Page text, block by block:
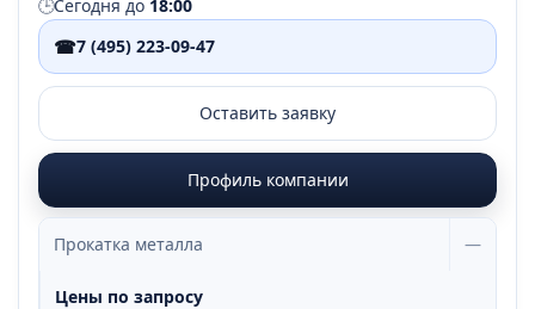
🕒Сегодня до 18:00
☎7 (495) 223-09-47
Оставить заявку
Профиль компании
Прокатка металла —
Цены по запросу